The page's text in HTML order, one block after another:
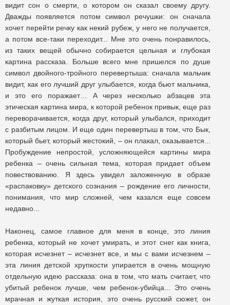
видит сон о смерти, о котором он сказал своему другу.
Дважды появляется потом символ речушки: он сначала
хочет перейти речку как некий рубеж, у него не получается,
а потом все-таки переходит... Мне это очень понравилось,
из таких вещей обычно собирается цельная и глубокая
картина рассказа. Больше всего мне пришелся по душе
символ двойного-тройного перевертыша: сначала мальчик
видит, как его лучший друг улыбается, когда бьют мальчика,
и это его поражает… А через несколько абзацев эта
этическая картина мира, к которой ребенок привык, еще раз
переворачивается, когда друг, который улыбался, приходит
с разбитым лицом. И еще один перевертыш в том, что Бык,
который бьет, который жестокий, – он плакал, оказывается...
Пробуждение непростой, усложняющейся картины мира
ребенка – очень сильная тема, которая придает объем
повествованию. Я здесь увидел заложенную в образе
«распаковку» детского сознания – рождение его личности,
понимания, что мир сложней, чем казался еще совсем
недавно...
Наконец, самое главное для меня в конце, это линия
ребенка, который не хочет умирать, и этот снег как книга,
которая исчезнет – исчезнет все, и мы с вами исчезнем –
эта линия детской хрупкости упирается в очень мощную
отдельную идею рассказа: она в том, что мать считает, что
убитый ребенок лучше, чем ребенок-убийца... Это очень
мрачная и жуткая история, это очень русский сюжет, он